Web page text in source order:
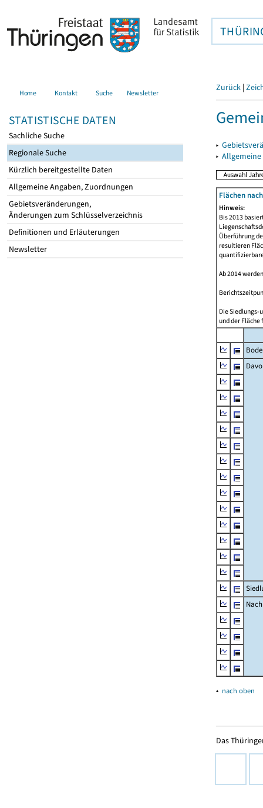
Home Kontakt Suche Newsletter
STATISTISCHE DATEN
Sachliche Suche
Regionale Suche
Kürzlich bereitgestellte Daten
Allgemeine Angaben, Zuordnungen
Gebietsveränderungen,
Änderungen zum Schlüsselverzeichnis
Definitionen und Erläuterungen
Newsletter
Zurück |
▸
▸
Flächen
Hinweis:
Bis 2013
Überführung
resultieren
Ab 2014
Die Siedlungs-
und der Fläche
▴ nach oben
Das